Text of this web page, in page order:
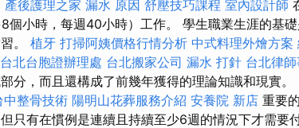
產後護理之家 漏水 原因 舒壓技巧課程 室內設計師
個小時，每週40小時）工作。 學生職業生涯的基
。 植牙 打掃阿姨價格行情分析 中式料理外燴方案
台北台胞證辦理處 台北搬家公司 漏水 打針 台北律
分，而且還構成了前幾年獲得的理論知識和現實。
中整骨技術 陽明山花葬服務介紹 安養院 新店 重要
只有在慣例是連續且持續至少6週的情況下才需要